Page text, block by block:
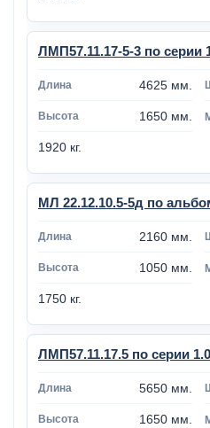
ЛМП57.11.17-5-3 по серии
4625 мм.
1650 мм.
1920 кг.
МЛ 22.12.10.5-5д по
2160 мм.
1050 мм.
1750 кг.
ЛМП57.11.17.5 по серии
5650 мм.
1650 мм.